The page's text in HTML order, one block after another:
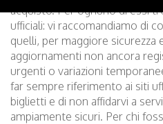
acquisto. Per ognuno di essi
ufficiali: vi raccomandiamo di
quelli, per maggiore sicurezza
aggiornamenti non ancora
urgenti o variazioni
far sempre riferimento ai siti
biglietti e di non affidarvi a
ampiamente sicuri. Per chi